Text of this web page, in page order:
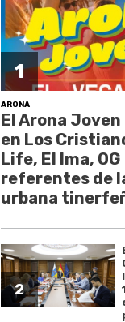
1
ARONA
El Arona
en Los
Life, El Ima, OG
referentes de
urbana
2